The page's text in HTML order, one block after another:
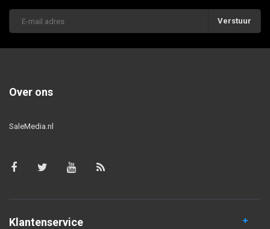
Verstuur
Over ons
SaleMedia.nl
Klantenservice